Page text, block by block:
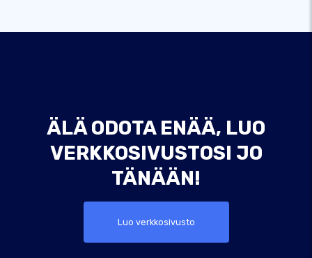
ÄLÄ ODOTA ENÄÄ, LUO
VERKKOSIVUSTOSI JO
TÄNÄÄN!
Luo verkkosivusto